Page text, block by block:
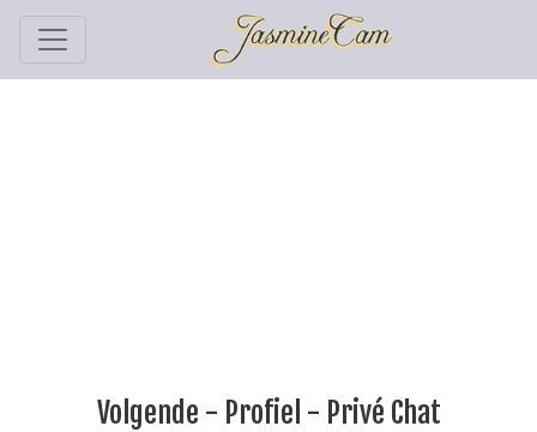
Volgende - Profiel - Privé Chat